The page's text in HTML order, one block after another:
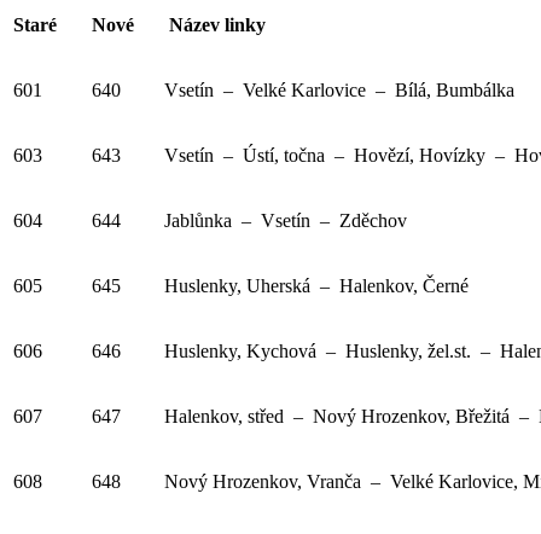
Staré Nové Název linky
601 640 Vsetín – Velké Karlovice – Bílá, Bumbálka
603 643 Vsetín – Ústí, točna – Hovězí, Hovízky –
604 644 Jablůnka – Vsetín – Zděchov
605 645 Huslenky, Uherská – Halenkov, Černé
606 646 Huslenky, Kychová – Huslenky, žel.st. –
607 647 Halenkov, střed – Nový Hrozenkov, Břežitá –
608 648 Nový Hrozenkov, Vranča – Velké Karlovice,